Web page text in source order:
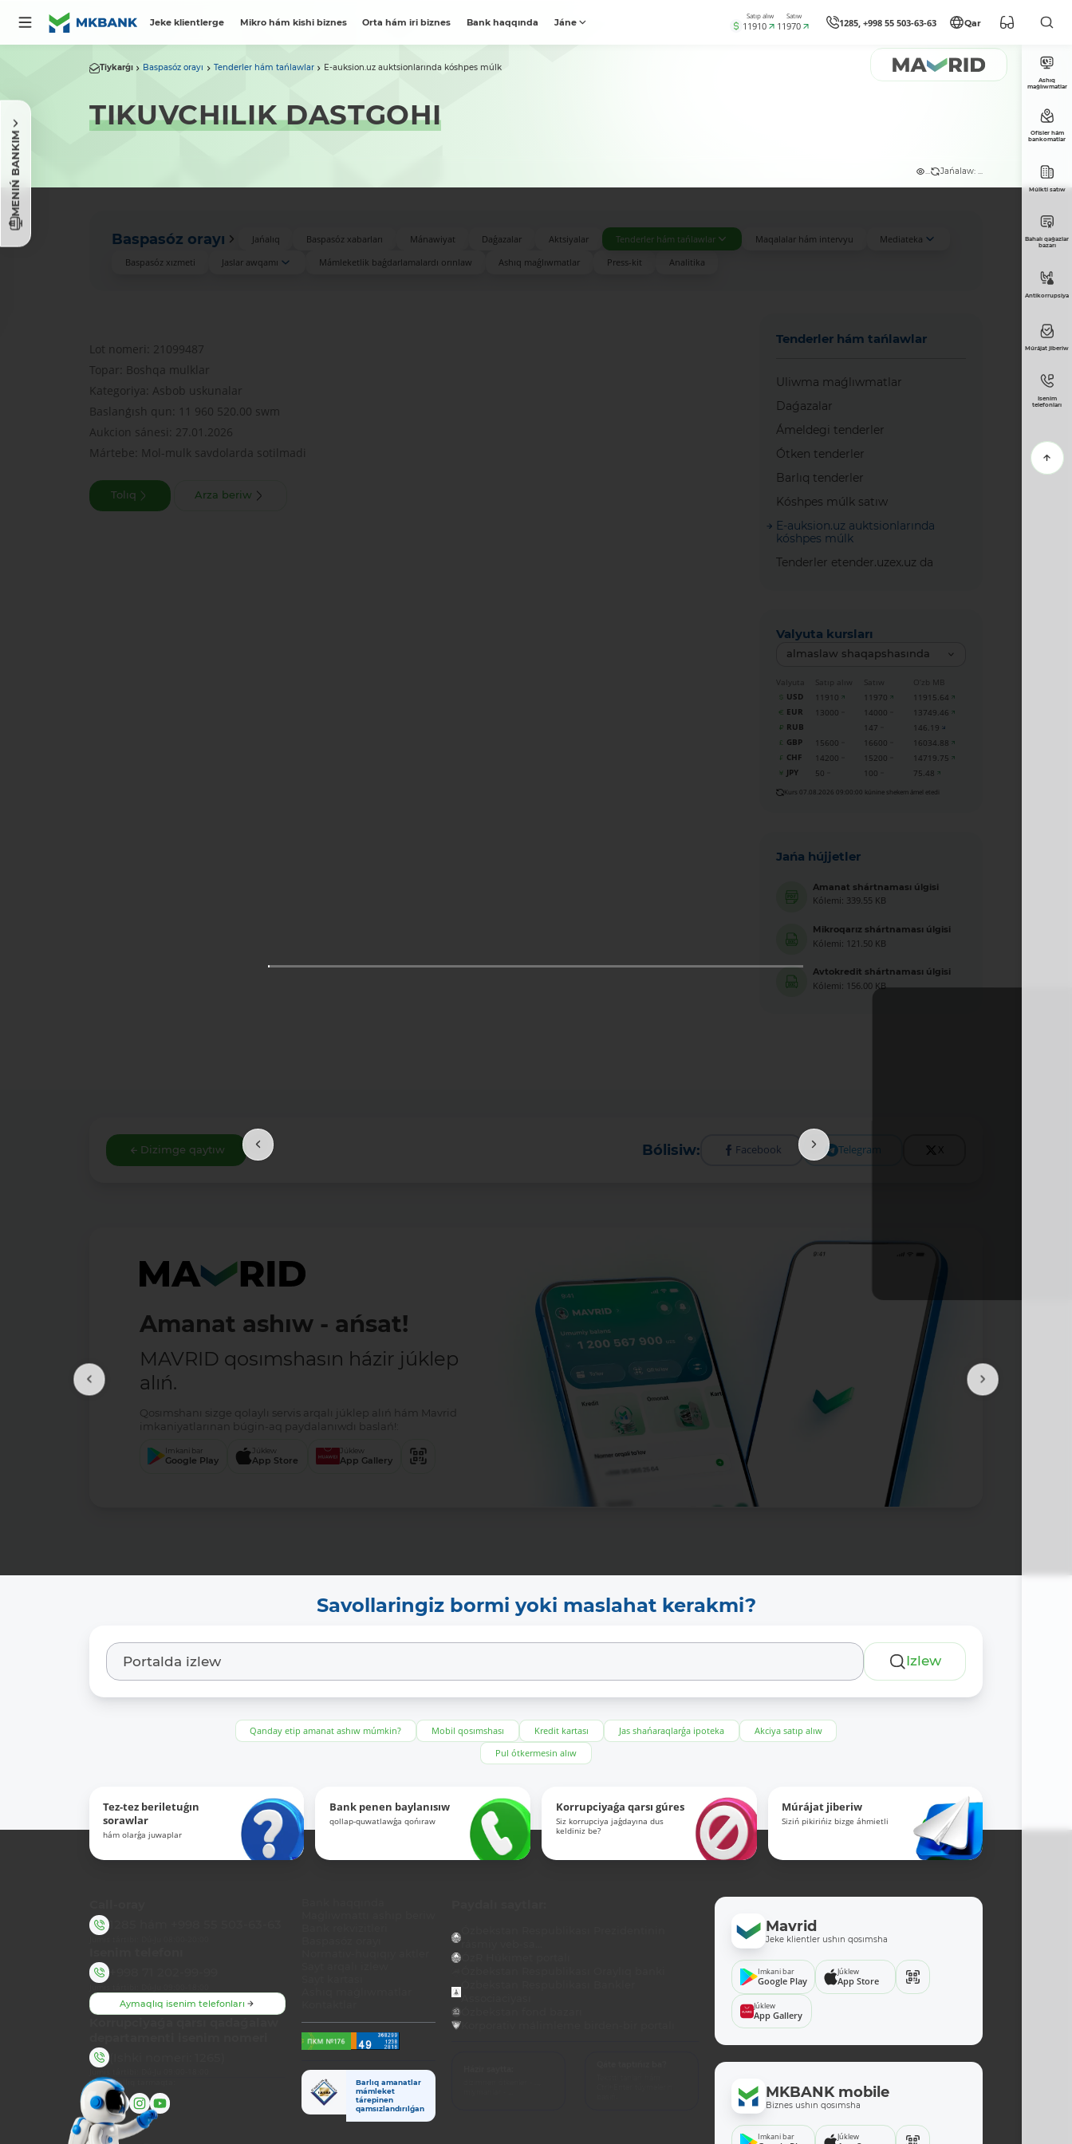
Jeke klientlerge Mikro hám kishi biznes Orta hám iri biznes Bank haqqında Jáne
Satıp alıw
11910
Satıw
11970 1285, +998 55 503-63-63 Qar
MENIŃ BANKIM
Tiykarǵı Baspasóz orayı Tenderler hám tańlawlar E-auksion.uz auktsionlarında kóshpes múlk
TIKUVCHILIK DASTGOHI
... Jańalaw: ...
Baspasóz orayı Jańalıq Baspasóz xabarları Mánawiyat Daǵazalar Aktsiyalar Tenderler hám tańlawlar Maqalalar hám intervyu
Mediateka
Baspasóz xızmeti
Jaslar awqamı Mámleketlik baǵdarlamalardı orınlaw Ashıq maǵlıwmatlar Press-kit Analitika
Lot nomeri: 21099487
Topar: Boshqa mulklar
Kategoriya: Asbob uskunalar
Baslanǵısh qun: 11 960 520.00 swm
Aukcion sánesi: 27.01.2026
Mártebe: Mol-mulk savdolarda sotilmadi
Tolıq Arza beriw
Tenderler hám tańlawlar
Uliwma maǵlıwmatlar
Daǵazalar
Ámeldegi tenderler
Ótken tenderler
Barlıq tenderler
Kóshpes múlk satıw
E-auksion.uz auktsionlarında
kóshpes múlk
Tenderler etender.uzex.uz da
Valyuta kursları
almaslaw shaqapshasında
Valyuta Satıp alıw Satıw
O‘zb MB
USD
11910 11970
11915.64
EUR
13000 14000
13749.46
RUB
147
146.19
GBP
15600 16600
16034.88
CHF
14200 15200
14719.75
JPY
50 100 75.48
Kurs 07.08.2026 09:00:00 kúnine shekem ámel etedi
Jańa hújjetler
Amanat shártnaması úlgisi
Kólemi: 339.55 KB
Mikroqarız shártnaması úlgisi
Kólemi: 121.50 KB
Avtokredit shártnaması úlgisi
Kólemi: 156.00 KB
Dizimge qaytıw Bólisiw: Facebook Telegram X
Amanat ashıw - ańsat!
MAVRID qosımshasın házir júklep
alıń.
Qosımshanı sizge qolaylı servis arqalı júklep alıń hám Mavrid
imkaniyatlarınan búgin-aq paydalanıwdı baslań!:
Imkani bar
Google Play
Júklew
App Store
Júklew
App Gallery
Savollaringiz bormi yoki maslahat kerakmi?
Izlew
Qanday etip amanat ashıw múmkin? Mobil qosımshası Kredit kartası Jas shańaraqlarǵa ipoteka
Akciya satıp alıw
Pul ótkermesin alıw
Tez-tez beriletuǵın
sorawlar
hám olarǵa juwaplar
Bank penen baylanısıw
qollap-quwatlawǵa qońıraw
Korrupciyaǵa qarsı gúres
Siz korrupciya jaǵdayına dus
keldiniz be?
Múrájat jiberiw
Siziń pikirińiz bizge áhmietli
Ashıq
maǵlıwmatlar
Ofisler hám
bankomatlar
Múlkti satıw
Bahalı qaǵazlar
bazarı
Antikorrupsiya
Múrájat jiberiw
Isenim
telefonları
Aymaqlıq isenim telefonları
Biz sociallıq tarmaqta:
Barlıq amanatlar
mámleket
tárepinen
qamsızlandırılǵan
Mavrid
Jeke klientler ushın qosımsha
Imkani bar
Google Play
Júklew
App Store
Júklew
App Gallery
MKBANK mobile
Biznes ushın qosımsha
Imkani bar Júklew
Tolıq